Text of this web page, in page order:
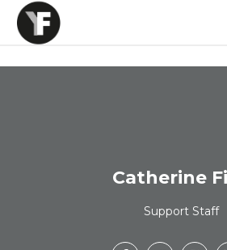
Catherine
Support Staff